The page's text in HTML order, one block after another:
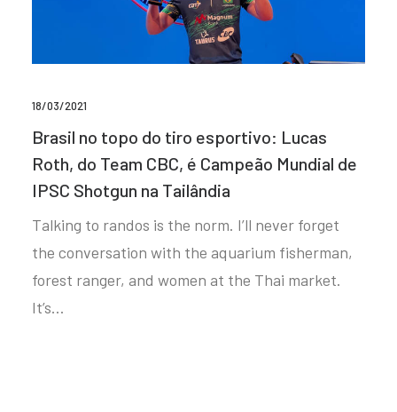
18/03/2021
Brasil no topo do tiro esportivo: Lucas
Roth, do Team CBC, é Campeão Mundial de
IPSC Shotgun na Tailândia
Talking to randos is the norm. I’ll never forget
the conversation with the aquarium fisherman,
forest ranger, and women at the Thai market.
It’s…